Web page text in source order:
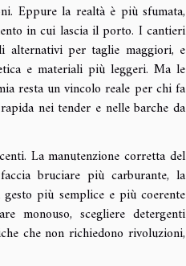
Eppure la realtà è più sfumata,
in cui lascia il porto. I cantieri
alternativi per taglie maggiori, e
e materiali più leggeri. Ma le
resta un vincolo reale per chi fa
nei tender e nelle barche da
La manutenzione corretta del
bruciare più carburante, la
più semplice e più coerente
monouso, scegliere detergenti
che non richiedono rivoluzioni,